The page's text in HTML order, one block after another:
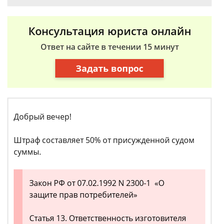
Консультация юриста онлайн
Ответ на сайте в течении 15 минут
Задать вопрос
Добрый вечер!
Штраф составляет 50% от присужденной судом
суммы.
Закон РФ от 07.02.1992 N 2300-1 «О
защите прав потребителей»
Статья 13. Ответственность изготовителя